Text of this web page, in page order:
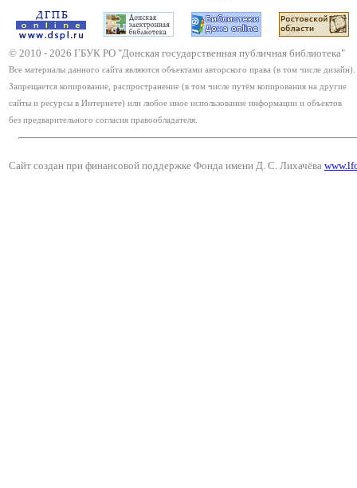
© 2010 - 2026 ГБУК РО "Донская государственная публичная библиотека"
Все материалы данного сайта являются объектами авторского права (в том числе дизайн).
Запрещается копирование, распространение (в том числе путём копирования на другие
сайты и ресурсы в Интернете) или любое иное использование информации и объектов
без предварительного согласия правообладателя.
Сайт создан при финансовой поддержке Фонда имени Д. С. Лихачёва